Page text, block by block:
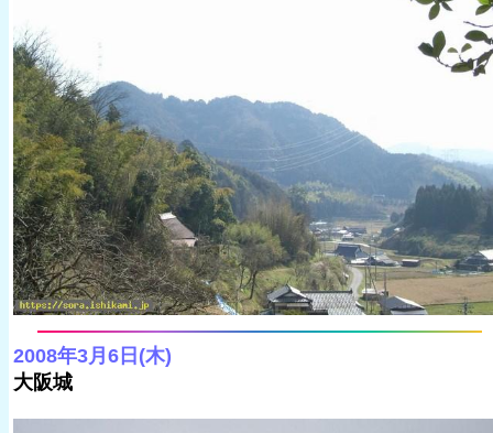
2008年3月6日(木)
大阪城